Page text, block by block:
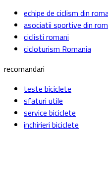
echipe de ciclism din
asociatii sportive din
ciclisti romani
cicloturism Romania
recomandari
teste biciclete
sfaturi utile
service biciclete
inchirieri biciclete